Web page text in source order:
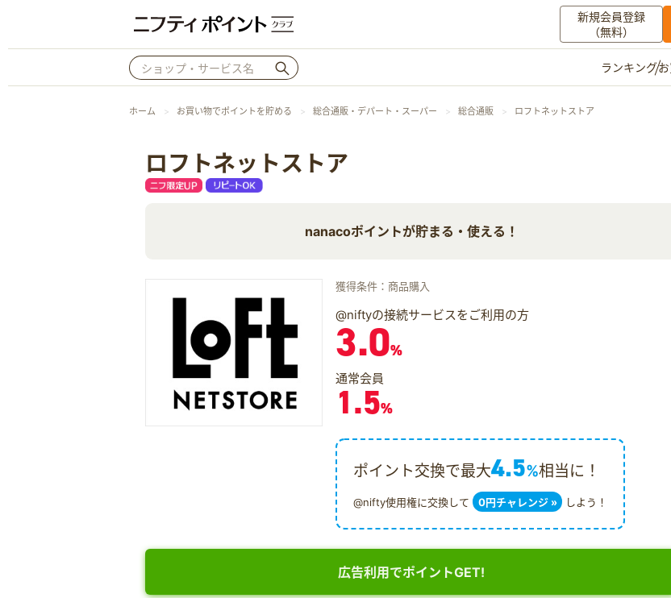
新規会員登録
（無料）
お知らせ
ランキング
ホーム お買い物でポイントを貯める 総合通販・デパート・スーパー 総合通販 ロフトネットストア
ロフトネットストア
nanacoポイントが貯まる・使える！
獲得条件：商品購入
@niftyの接続サービスをご利用の方
3.0%
通常会員
1.5%
ポイント交換で最大4.5%相当に！
@nifty使用権に交換して 0円チャレンジ » しよう！
広告利用でポイントGET!